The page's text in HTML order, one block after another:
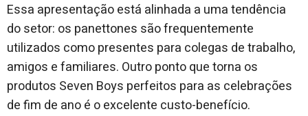
Essa apresentação está alinhada a uma tendência
do setor: os panettones são frequentemente
utilizados como presentes para colegas de trabalho,
amigos e familiares. Outro ponto que torna os
produtos Seven Boys perfeitos para as celebrações
de fim de ano é o excelente custo-benefício.